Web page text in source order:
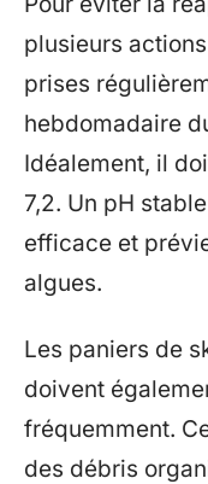
plusieurs
prises
hebdomadaire
Idéalement, il
7,2. Un pH
efficace et
algues.
Les paniers de
doivent
fréquemment.
des débris